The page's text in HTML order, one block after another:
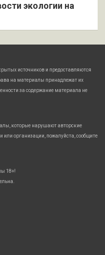
экологии на
источников и предоставляются
на материалы принадлежат их
за содержание материала не
которые нарушают авторские
организации, пожалуйста, сообщите
18+!